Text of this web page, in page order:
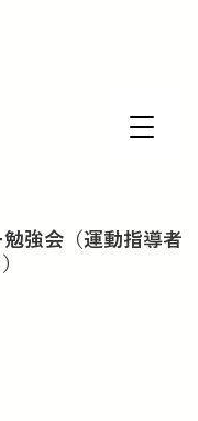
強会（運動指導者